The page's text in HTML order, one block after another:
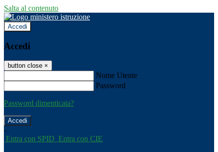
Salta al contenuto
Accedi
Accedi
button close ×
Nome Utente
Password
Password dimenticata?
-
Entra con SPID Entra con CIE